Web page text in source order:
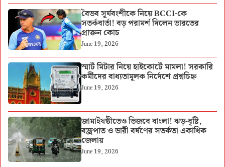
বৈভব সূর্যবংশীকে নিয়ে BCCI-কে
সতর্কবার্তা! বড় পরামর্শ দিলেন ভারতের
প্রাক্তন কোচ
June 19, 2026
স্মার্ট মিটার নিয়ে হাইকোর্টে মামলা! সরকারি
কর্মীদের বাধ্যতামূলক নির্দেশে প্রশ্নচিহ্ন
June 19, 2026
জামাইষষ্ঠীতেও ভিজবে বাংলা! ঝড়-বৃষ্টি,
বজ্রপাত ও ভারী বর্ষণের সতর্কতা একাধিক
জেলায়
June 19, 2026